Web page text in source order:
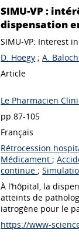
SIMU-VP :
dispensation
SIMU-VP: Interest
D. Hoegy ;A.
Article
Le Pharmacien
pp.87-105
Français
Rétrocession
Médicament ;
continue ;
À l’hôpital, la
atteints de
iatrogène pour le
https://www-